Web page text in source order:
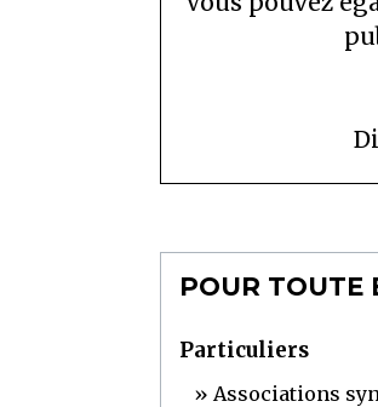
POUR TOUTE
Particuliers
Associations